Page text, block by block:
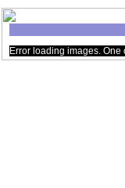
Error loading images.